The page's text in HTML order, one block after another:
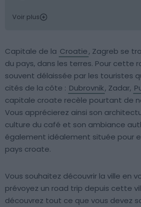
Voir plus
Capitale de la Croatie, Zagreb se
du pays, dans les terres. Pour cette
souvent délaissée par les touristes
cités de la côte : Dubrovnik, Zadar,
capitale croate recèle pourtant de
Vous apprécierez ainsi son
culture du café et son ambiance
également idéalement située pour
pays croate.
Vous souhaitez découvrir la ville en
prévoyez un road trip depuis cette
découvrez tout ce que vous devez